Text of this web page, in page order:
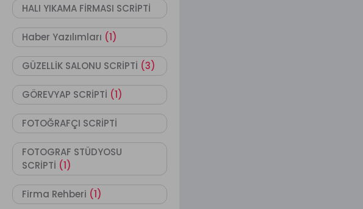
HALI YIKAMA FİRMASI SCRİPTİ
Haber Yazılımları (1)
GÜZELLİK SALONU SCRİPTİ (3)
GÖREVYAP SCRİPTİ (1)
FOTOĞRAFÇI SCRİPTİ
FOTOGRAF STÜDYOSU
SCRİPTİ (1)
Firma Rehberi (1)